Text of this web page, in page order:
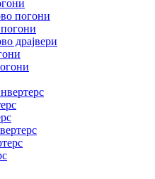
погони
драјвери